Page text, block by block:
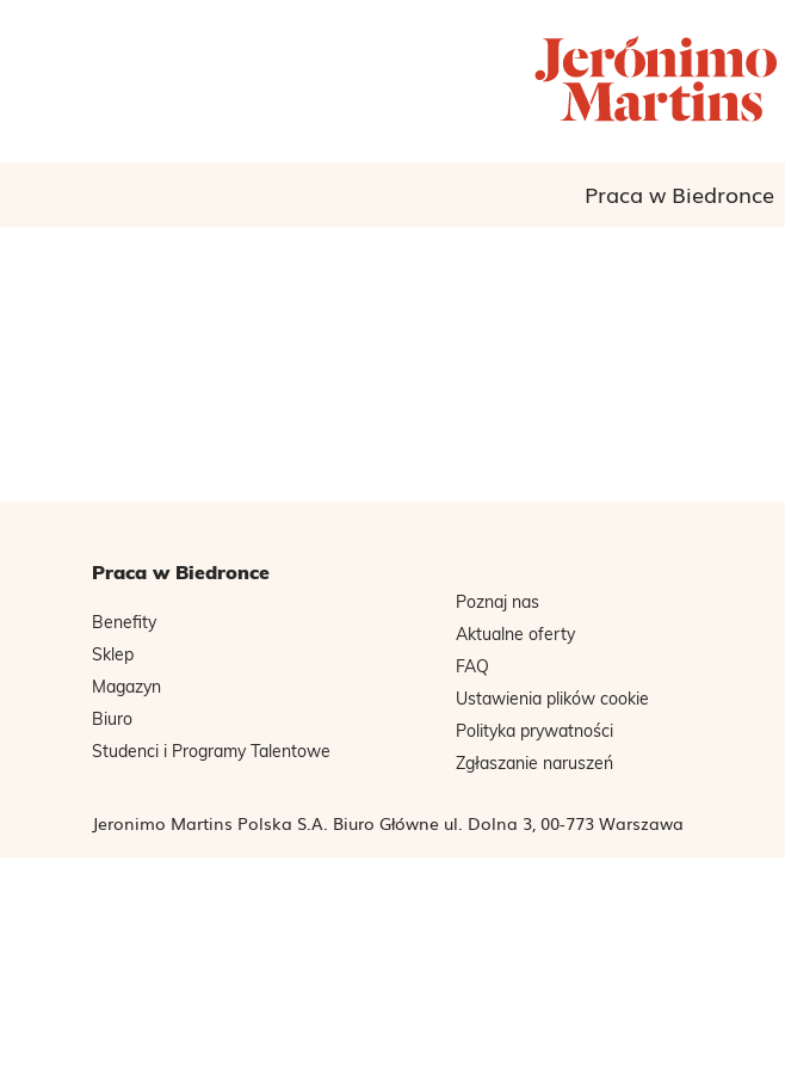
Praca w Biedronce
Praca w Biedronce
Benefity
Sklep
Magazyn
Biuro
Studenci i Programy Talentowe
Poznaj nas
Aktualne oferty
FAQ
Ustawienia plików cookie
Polityka prywatności
Zgłaszanie naruszeń
Jeronimo Martins Polska S.A. Biuro Główne ul. Dolna 3, 00-773 Warszawa